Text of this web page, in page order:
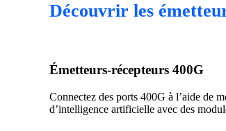
Découvrir les
Émetteurs-récepteurs 400G
Connectez des ports 400G à l’aide de
d’intelligence artificielle avec des